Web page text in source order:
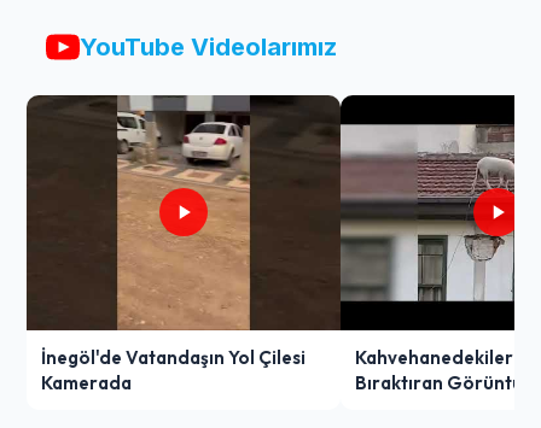
YouTube Videolarımız
İnegöl'de Vatandaşın Yol Çilesi
Kamerada
Kahvehanedekiler
Bıraktıran Görüntü!